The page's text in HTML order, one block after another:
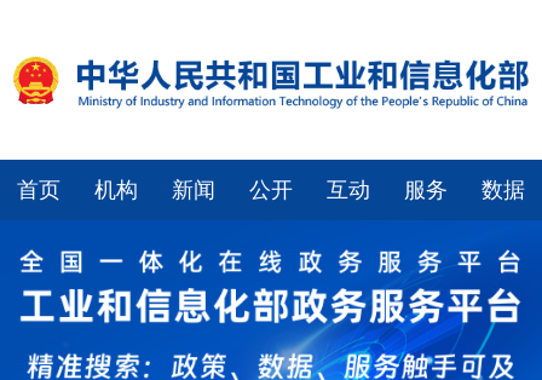
首页 机构 新闻 公开 互动 服务 数据